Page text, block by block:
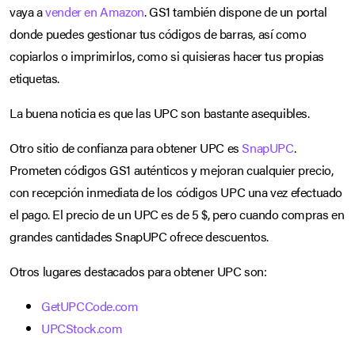
vaya avender en Amazon. GS1 también dispone de un portal
donde puedes gestionar tus códigos de barras, así como
copiarlos o imprimirlos, como si quisieras hacer tus propias
etiquetas.
La buena noticia es que las UPC son bastante asequibles.
Otro sitio de confianza para obtener UPC esSnapUPC.
Prometen códigos GS1 auténticos y mejoran cualquier precio,
con recepción inmediata de los códigos UPC una vez efectuado
el pago. El precio de un UPC es de 5 $, pero cuando compras en
grandes cantidades SnapUPC ofrece descuentos.
Otros lugares destacados para obtener UPC son:
GetUPCCode.com
UPCStock.com